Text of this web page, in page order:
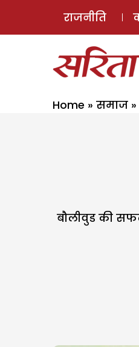
राजनीति
Home » समाज »
बौलीवुड की